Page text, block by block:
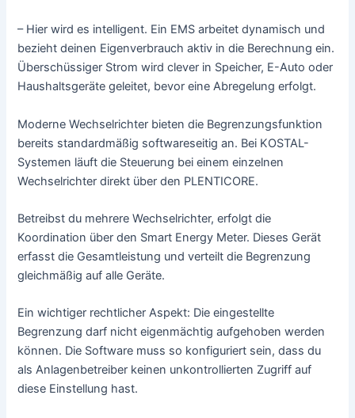
– Hier wird es intelligent. Ein EMS arbeitet dynamisch und
bezieht deinen Eigenverbrauch aktiv in die Berechnung ein.
Überschüssiger Strom wird clever in Speicher, E-Auto oder
Haushaltsgeräte geleitet, bevor eine Abregelung erfolgt.
Moderne Wechselrichter bieten die Begrenzungsfunktion
bereits standardmäßig softwareseitig an. Bei KOSTAL-
Systemen läuft die Steuerung bei einem einzelnen
Wechselrichter direkt über den PLENTICORE.
Betreibst du mehrere Wechselrichter, erfolgt die
Koordination über den Smart Energy Meter. Dieses Gerät
erfasst die Gesamtleistung und verteilt die Begrenzung
gleichmäßig auf alle Geräte.
Ein wichtiger rechtlicher Aspekt: Die eingestellte
Begrenzung darf nicht eigenmächtig aufgehoben werden
können. Die Software muss so konfiguriert sein, dass du
als Anlagenbetreiber keinen unkontrollierten Zugriff auf
diese Einstellung hast.